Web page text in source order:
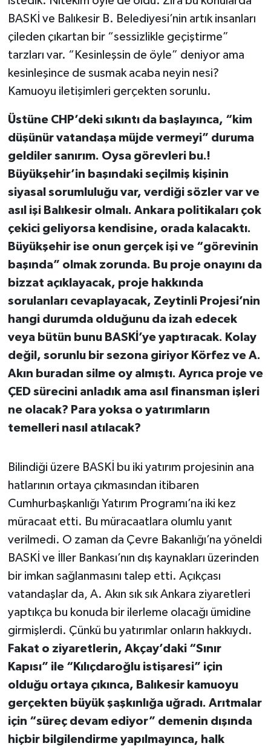
BASKİ ve Balıkesir B. Belediyesi’nin artık insanları
çileden çıkartan bir “sessizlikle geçiştirme”
tarzları var. “Kesinleşsin de öyle” deniyor ama
kesinleşince de susmak acaba neyin nesi?
Kamuoyu iletişimleri gerçekten sorunlu.
Üstüne CHP’deki sıkıntı da başlayınca, “kim
düşünür vatandaşa müjde vermeyi” duruma
geldiler sanırım. Oysa görevleri bu.!
Büyükşehir’in başındaki seçilmiş kişinin
siyasal sorumluluğu var, verdiği sözler var ve
asıl işi Balıkesir olmalı. Ankara politikaları çok
çekici geliyorsa kendisine, orada kalacaktı.
Büyükşehir ise onun gerçek işi ve “görevinin
başında” olmak zorunda. Bu proje onayını da
bizzat açıklayacak, proje hakkında
sorulanları cevaplayacak, Zeytinli Projesi’nin
hangi durumda olduğunu da izah edecek
veya bütün bunu BASKİ’ye yaptıracak. Kolay
değil, sorunlu bir sezona giriyor Körfez ve A.
Akın buradan silme oy almıştı. Ayrıca proje ve
ÇED sürecini anladık ama asıl finansman işleri
ne olacak? Para yoksa o yatırımların
temelleri nasıl atılacak?
Bilindiği üzere BASKİ bu iki yatırım projesinin ana
hatlarının ortaya çıkmasından itibaren
Cumhurbaşkanlığı Yatırım Programı’na iki kez
müracaat etti. Bu müracaatlara olumlu yanıt
verilmedi. O zaman da Çevre Bakanlığı’na yöneldi
BASKİ ve İller Bankası’nın dış kaynakları üzerinden
bir imkan sağlanmasını talep etti. Açıkçası
vatandaşlar da, A. Akın sık sık Ankara ziyaretleri
yaptıkça bu konuda bir ilerleme olacağı ümidine
girmişlerdi. Çünkü bu yatırımlar onların hakkıydı.
Fakat o ziyaretlerin, Akçay’daki “Sınır
Kapısı” ile “Kılıçdaroğlu istişaresi” için
olduğu ortaya çıkınca, Balıkesir kamuoyu
gerçekten büyük şaşkınlığa uğradı. Arıtmalar
için “süreç devam ediyor” demenin dışında
hiçbir bilgilendirme yapılmayınca, halk